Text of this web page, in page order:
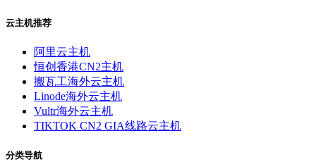
云主机推荐
阿里云主机
恒创香港CN2主机
搬瓦工海外云主机
Linode海外云主机
Vultr海外云主机
TIKTOK CN2 GIA线路云主机
分类导航